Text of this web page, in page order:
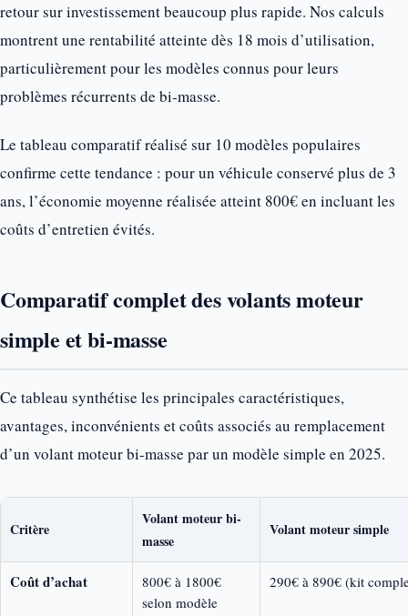
retour sur investissement beaucoup plus rapide. Nos calculs
montrent une rentabilité atteinte dès 18 mois d’utilisation,
particulièrement pour les modèles connus pour leurs
problèmes récurrents de bi-masse.
Le tableau comparatif réalisé sur 10 modèles populaires
confirme cette tendance : pour un véhicule conservé plus de 3
ans, l’économie moyenne réalisée atteint 800€ en incluant les
coûts d’entretien évités.
Comparatif complet des volants moteur
simple et bi-masse
Ce tableau synthétise les principales caractéristiques,
avantages, inconvénients et coûts associés au remplacement
d’un volant moteur bi-masse par un modèle simple en 2025.
Critère
Volant moteur bi-
masse
Volant moteur simple
Coût d’achat
800€ à 1800€
selon modèle
290€ à 890€ (kit